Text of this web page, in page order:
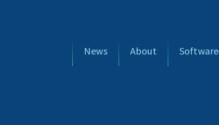
News About Software